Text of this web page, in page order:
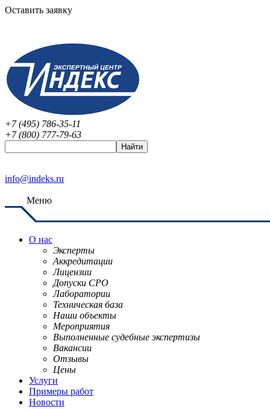
Оставить заявку
+7 (495) 786-35-11
+7 (800) 777-79-63
info@indeks.ru
Меню
О нас
Эксперты
Аккредитации
Лицензии
Допуски СРО
Лаборатории
Техническая база
Наши объекты
Мероприятия
Выполненные судебные экспертизы
Вакансии
Отзывы
Цены
Услуги
Примеры работ
Новости